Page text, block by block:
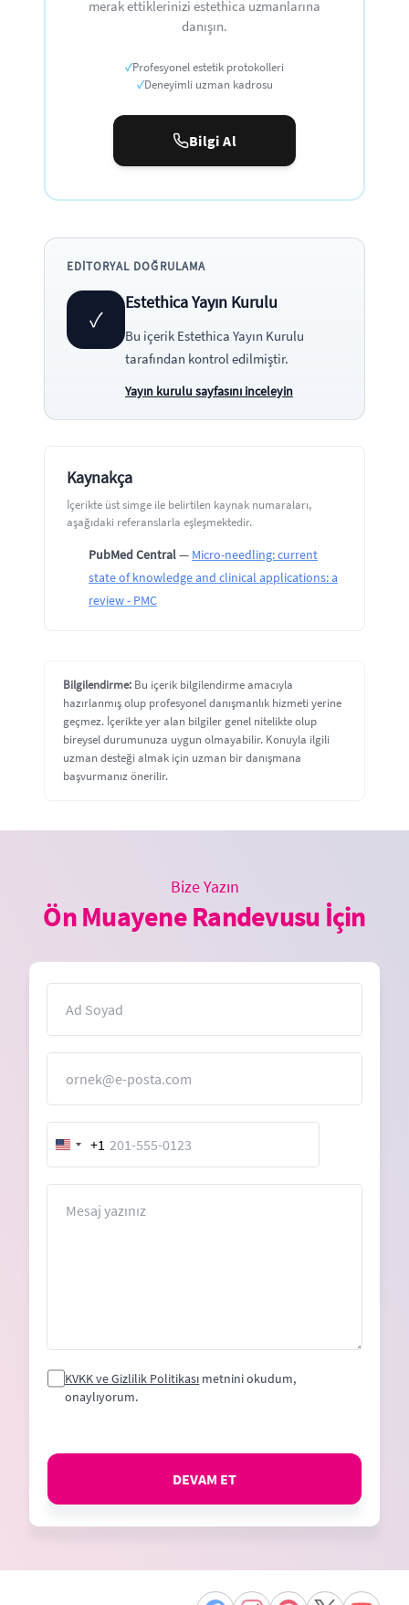
merak ettiklerinizi estethica uzmanlarına
danışın.
✓Profesyonel estetik protokolleri
✓Deneyimli uzman kadrosu
Bilgi Al
EDITORYAL DOĞRULAMA
✓
Estethica Yayın Kurulu
Bu içerik Estethica Yayın Kurulu
tarafından kontrol edilmiştir.
Yayın kurulu sayfasını inceleyin
Kaynakça
İçerikte üst simge ile belirtilen kaynak numaraları,
aşağıdaki referanslarla eşleşmektedir.
PubMed Central— Micro-needling: current
state of knowledge and clinical applications: a
review - PMC
Bilgilendirme: Bu içerik bilgilendirme amacıyla
hazırlanmış olup profesyonel danışmanlık hizmeti yerine
geçmez. İçerikte yer alan bilgiler genel nitelikte olup
bireysel durumunuza uygun olmayabilir. Konuyla ilgili
uzman desteği almak için uzman bir danışmana
başvurmanız önerilir.
Bize Yazın
Ön Muayene Randevusu İçin
United
States
+1
KVKK ve Gizlilik Politikası metnini okudum,
onaylıyorum.
DEVAM ET